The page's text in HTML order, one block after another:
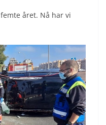
året. Nå har vi